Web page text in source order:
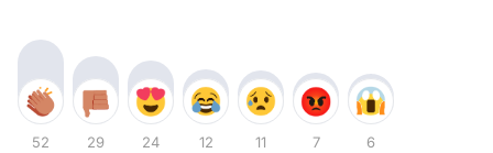
52 29 24 12 11 7 6